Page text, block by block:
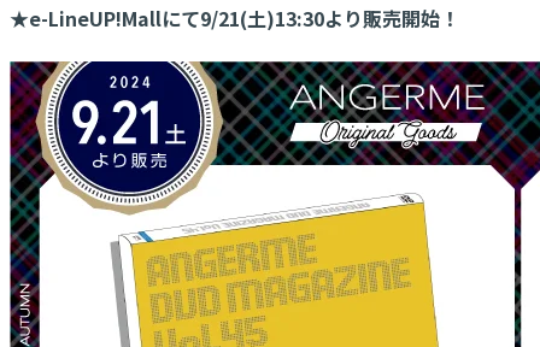
★e-LineUP!Mallにて9/21(土)13:30より販売開始！